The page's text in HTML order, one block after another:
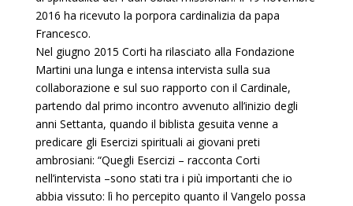
2016 ha ricevuto la porpora cardinalizia da papa
Francesco.
Nel giugno 2015 Corti ha rilasciato alla Fondazione
Martini una lunga e intensa intervista sulla sua
collaborazione e sul suo rapporto con il Cardinale,
partendo dal primo incontro avvenuto all’inizio degli
anni Settanta, quando il biblista gesuita venne a
predicare gli Esercizi spirituali ai giovani preti
ambrosiani: “Quegli Esercizi – racconta Corti
nell’intervista –sono stati tra i più importanti che io
abbia vissuto: lì ho percepito quanto il Vangelo possa